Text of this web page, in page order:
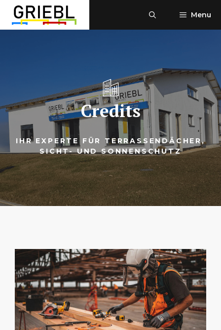
Skip
content
Menu
Credits
IHR EXPERTE FÜR TERRASSENDÄCHER,
SICHT- UND SONNENSCHUTZ